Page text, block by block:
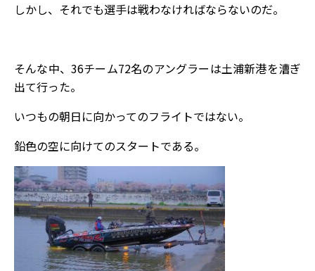
しかし、それでも選手は戦わなければならないのだ。
そんな中、36チーム72名のアングラーは土浦新港を漕ぎ
出て行った。
いつもの朝日に向かってのフライトではない。
鉛色の空に向けてのスタートである。